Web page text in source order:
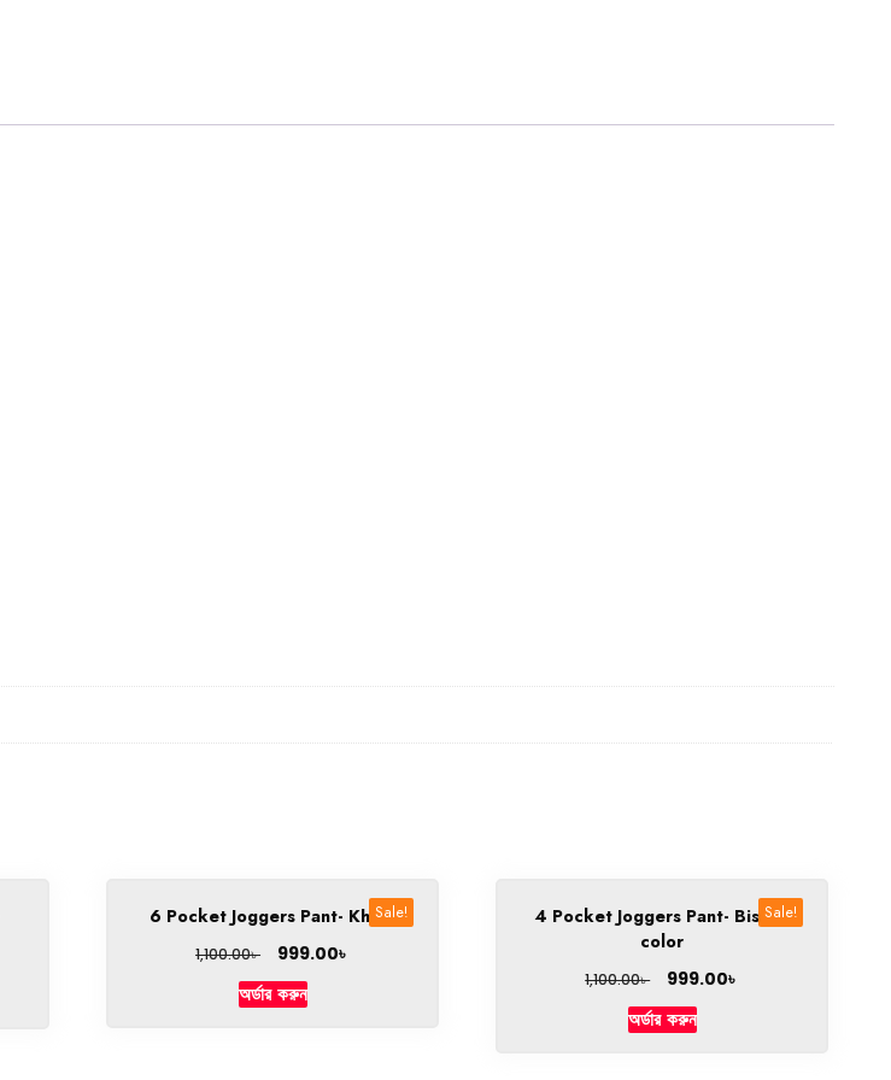
Sale!
6 Pocket Joggers Pant- Khaki
1,100.00৳ 999.00৳
অর্ডার করুন
Sale!
4 Pocket Joggers Pant- Biscuit
color
1,100.00৳ 999.00৳
অর্ডার করুন